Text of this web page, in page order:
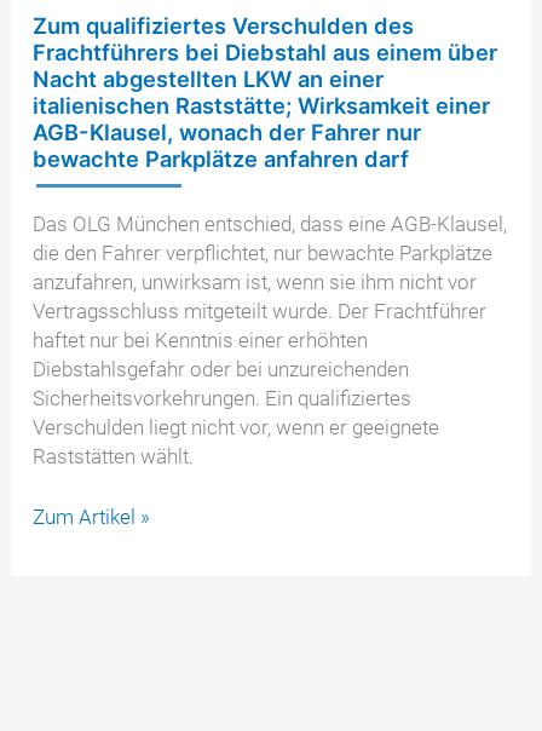
Zum qualifiziertes Verschulden des
Frachtführers bei Diebstahl aus einem über
Nacht abgestellten LKW an einer
italienischen Raststätte; Wirksamkeit einer
AGB-Klausel, wonach der Fahrer nur
bewachte Parkplätze anfahren darf
Das OLG München entschied, dass eine AGB-Klausel,
die den Fahrer verpflichtet, nur bewachte Parkplätze
anzufahren, unwirksam ist, wenn sie ihm nicht vor
Vertragsschluss mitgeteilt wurde. Der Frachtführer
haftet nur bei Kenntnis einer erhöhten
Diebstahlsgefahr oder bei unzureichenden
Sicherheitsvorkehrungen. Ein qualifiziertes
Verschulden liegt nicht vor, wenn er geeignete
Raststätten wählt.
Zum
Zum Artikel »